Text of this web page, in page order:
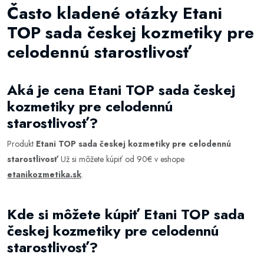
Často kladené otázky Etani
TOP sada českej kozmetiky pre
celodennú starostlivosť
Aká je cena Etani TOP sada českej
kozmetiky pre celodennú
starostlivosť?
Produkt Etani TOP sada českej kozmetiky pre celodennú
starostlivosťUž si môžete kúpiť od 90€ v eshope
etanikozmetika.sk.
Kde si môžete kúpiť Etani TOP sada
českej kozmetiky pre celodennú
starostlivosť?